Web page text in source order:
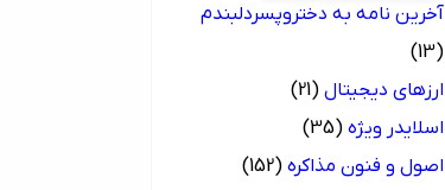
آخرین نامه به دختروپسردلبندم
(13)
ارزهای دیجیتال (21)
اسلایدر ویژه (35)
اصول و فنون مذاکره (152)